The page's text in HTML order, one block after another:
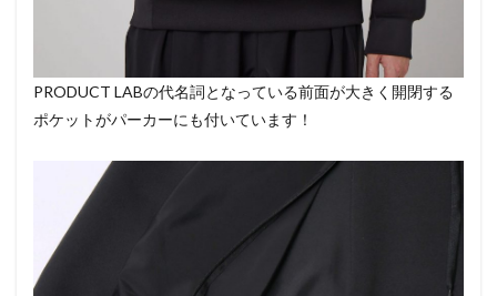
PRODUCT LABの代名詞となっている前面が大きく開閉する
ポケットがパーカーにも付いています！